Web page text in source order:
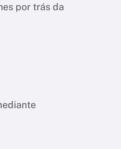
por trás da